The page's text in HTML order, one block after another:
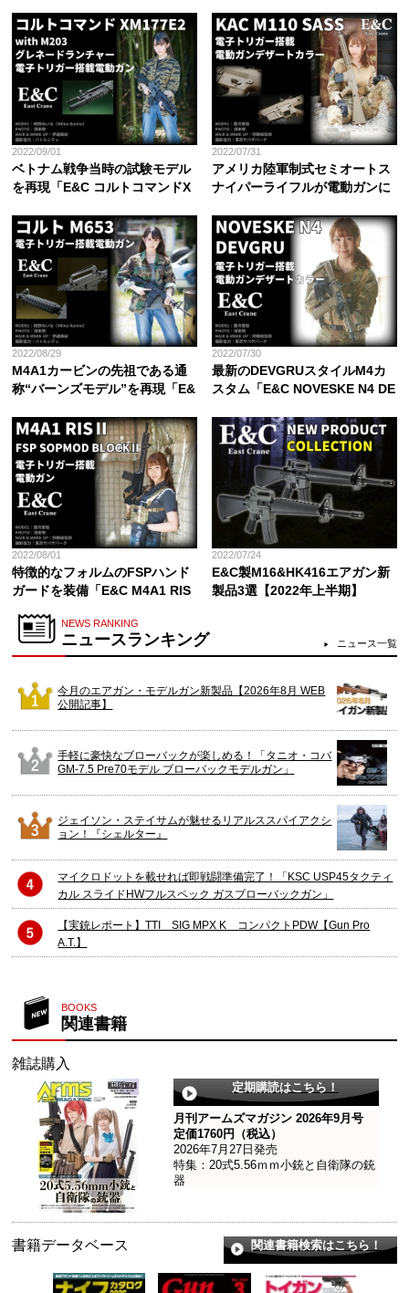
2022/09/01
ベトナム戦争当時の試験モデル
を再現「E&C コルトコマンドX
ランチャー 電子トリガー搭載電
動ガン」
2022/07/31
アメリカ陸軍制式セミオートス
ナイパーライフルが電動ガンに
トリガー搭載電動ガン」
2022/08/29
M4A1カービンの先祖である通
称“バーンズモデル”を再現「E&
載電動ガン」
2022/07/30
最新のDEVGRUスタイルM4カ
スタム「E&C NOVESKE N4 DE
ン」
2022/08/01
特徴的なフォルムのFSPハンド
ガードを装備「E&C M4A1 RIS
トリガー搭載電動ガン」
2022/07/24
E&C製M16&HK416エアガン新
製品3選【2022年上半期】
NEWS RANKING
ニュースランキング ニュース一覧
今月のエアガン・モデルガン新製品【2026年8月 WEB
公開記事】
手軽に豪快なブローバックが楽しめる！「タニオ・コバ
GM-7.5 Pre70モデル ブローバックモデルガン」
ジェイソン・ステイサムが魅せるリアルススパイアクシ
ョン！『シェルター』
マイクロドットを載せれば即戦闘準備完了！「KSC USP45タクティ
カル スライドHWフルスペック ガスブローバックガン」
【実銃レポート】TTI SIG MPX K コンパクトPDW【Gun Pro
A.T.】
BOOKS
関連書籍
雑誌購入
定期購読はこちら！
月刊アームズマガジン 2026年9月号
定価1760円（税込）
2026年7月27日発売
特集：20式5.56ｍｍ小銃と自衛隊の銃
器
書籍データベース 関連書籍検索はこちら！